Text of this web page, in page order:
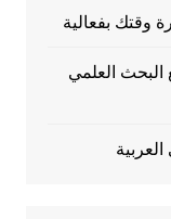
البحث العلمي